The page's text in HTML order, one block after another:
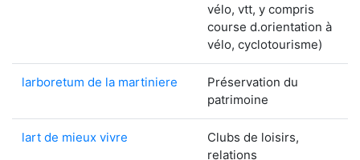
vélo, vtt, y compris
course d.orientation à
vélo, cyclotourisme)
larboretum de la martiniere
Préservation du
patrimoine
lart de mieux vivre
Clubs de loisirs,
relations